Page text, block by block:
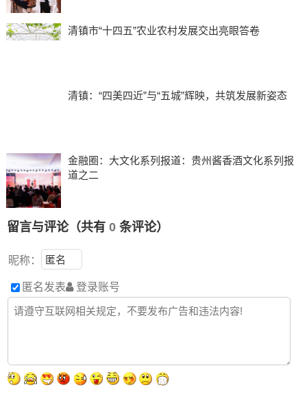
清镇市“十四五”农业农村发展交出亮眼答卷
清镇：“四美四近”与“五城”辉映，共筑发展新姿态
金融圈：大文化系列报道：贵州酱香酒文化系列报
道之二
留言与评论（共有 0条评论）
昵称：
匿名发表 登录账号